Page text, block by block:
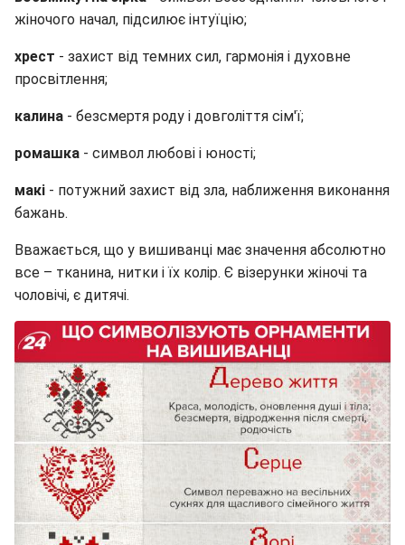
жіночого начал, підсилює інтуїцію;
хрест - захист від темних сил, гармонія і духовне
просвітлення;
калина - безсмертя роду і довголіття сім'ї;
ромашка - символ любові і юності;
макі - потужний захист від зла, наближення виконання
бажань.
Вважається, що у вишиванці має значення абсолютно
все – тканина, нитки і їх колір. Є візерунки жіночі та
чоловічі, є дитячі.